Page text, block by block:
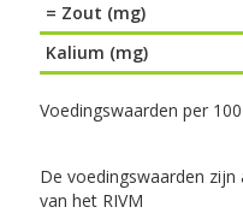
= Zout (mg)
Kalium (mg)
Voedingswaarden per
De voedingswaarden
van het RIVM